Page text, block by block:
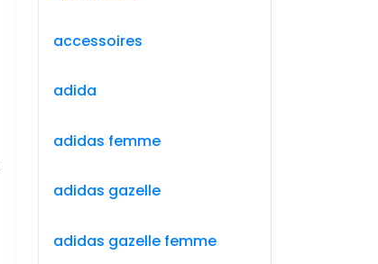
accessoires
adida
adidas femme
adidas gazelle
adidas gazelle femme